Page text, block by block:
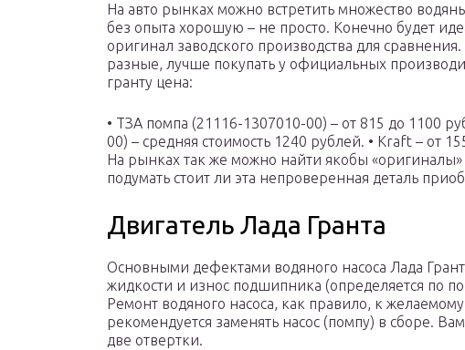
На авто рынках можно встретить множество
без опыта хорошую – не просто. Конечно будет
оригинал заводского производства для
разные, лучше покупать у официальных
гранту цена:
• ТЗА помпа (21116-1307010-00) – от 815 до 1100
00) – средняя стоимость 1240 рублей. • Kraft – от
На рынках так же можно найти якобы
подумать стоит ли эта непроверенная деталь
Двигатель Лада Гранта
Основными дефектами водяного насоса Лада
жидкости и износ подшипника (определяется по
Ремонт водяного насоса, как правило, к
рекомендуется заменять насос (помпу) в сборе.
две отвертки.